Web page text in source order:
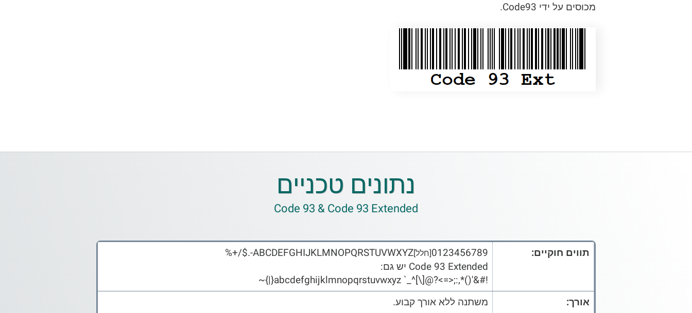
מכוסים על ידי Code93.
נתונים טכניים
Code 93 & Code 93 Extended
תווים חוקיים: 0123456789[חלל]ABCDEFGHIJKLMNOPQRSTUVWXYZ-.$/+%
Code 93 Extended יש גם:
!#&'()*,:;<=>?@[\]^_` abcdefghijklmnopqrstuvwxyz{|}~
אורך:
משתנה ללא אורך קבוע.